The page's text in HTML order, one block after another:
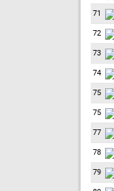
71
72
73
74
75
75
77
78
79